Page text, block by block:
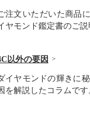
注文いただいた商品
ヤモンド鑑定書のご説
以外の要因
イヤモンドの輝きに
を解説したコラムです